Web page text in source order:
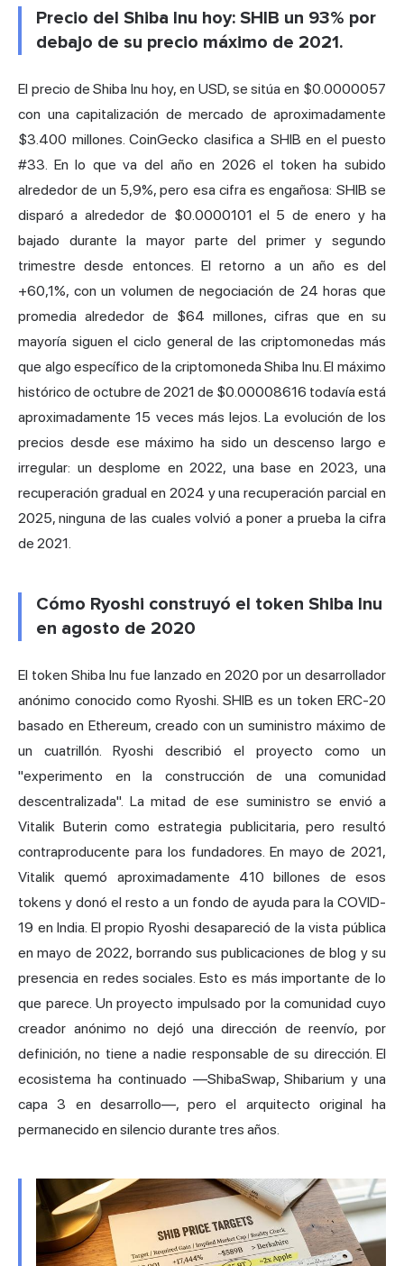
Precio del Shiba Inu hoy: SHIB un 93% por
debajo de su precio máximo de 2021.
El precio de Shiba Inu hoy, en USD, se sitúa en $0.0000057
con una capitalización de mercado de aproximadamente
$3.400 millones. CoinGecko clasifica a SHIB en el puesto
#33. En lo que va del año en 2026 el token ha subido
alrededor de un 5,9%, pero esa cifra es engañosa: SHIB se
disparó a alrededor de $0.0000101 el 5 de enero y ha
bajado durante la mayor parte del primer y segundo
trimestre desde entonces. El retorno a un año es del
+60,1%, con un volumen de negociación de 24 horas que
promedia alrededor de $64 millones, cifras que en su
mayoría siguen el ciclo general de las criptomonedas más
que algo específico de la criptomoneda Shiba Inu. El máximo
histórico de octubre de 2021 de $0.00008616 todavía está
aproximadamente 15 veces más lejos. La evolución de los
precios desde ese máximo ha sido un descenso largo e
irregular: un desplome en 2022, una base en 2023, una
recuperación gradual en 2024 y una recuperación parcial en
2025, ninguna de las cuales volvió a poner a prueba la cifra
de 2021.
Cómo Ryoshi construyó el token Shiba Inu
en agosto de 2020
El token Shiba Inu fue lanzado en 2020 por un desarrollador
anónimo conocido como Ryoshi. SHIB es un token ERC-20
basado en Ethereum, creado con un suministro máximo de
un cuatrillón. Ryoshi describió el proyecto como un
"experimento en la construcción de una comunidad
descentralizada". La mitad de ese suministro se envió a
Vitalik Buterin como estrategia publicitaria, pero resultó
contraproducente para los fundadores. En mayo de 2021,
Vitalik quemó aproximadamente 410 billones de esos
tokens y donó el resto a un fondo de ayuda para la COVID-
19 en India. El propio Ryoshi desapareció de la vista pública
en mayo de 2022, borrando sus publicaciones de blog y su
presencia en redes sociales. Esto es más importante de lo
que parece. Un proyecto impulsado por la comunidad cuyo
creador anónimo no dejó una dirección de reenvío, por
definición, no tiene a nadie responsable de su dirección. El
ecosistema ha continuado —ShibaSwap, Shibarium y una
capa 3 en desarrollo—, pero el arquitecto original ha
permanecido en silencio durante tres años.